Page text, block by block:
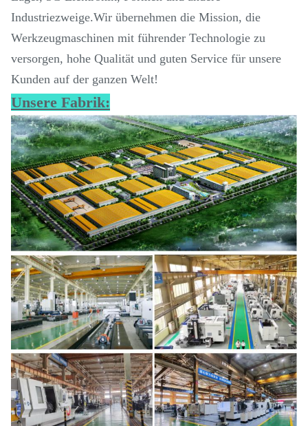
Industriezweige.Wir übernehmen die Mission, die
Werkzeugmaschinen mit führender Technologie zu
versorgen, hohe Qualität und guten Service für unsere
Kunden auf der ganzen Welt!
Unsere Fabrik: